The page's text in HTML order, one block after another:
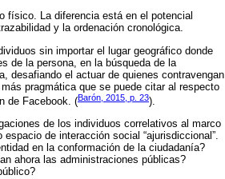
físico. La diferencia está en el potencial
y la ordenación cronológica.
sin importar el lugar geográfico donde
de la persona, en la búsqueda de la
desafiando el actuar de quienes contravengan
pragmática que se puede citar al respecto
de Facebook. (Barón, 2015, p. 23).
de los individuos correlativos al marco
de interacción social “ajurisdiccional”.
en la conformación de la ciudadanía?
ahora las administraciones públicas?